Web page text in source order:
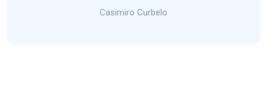
Casimiro Curbelo